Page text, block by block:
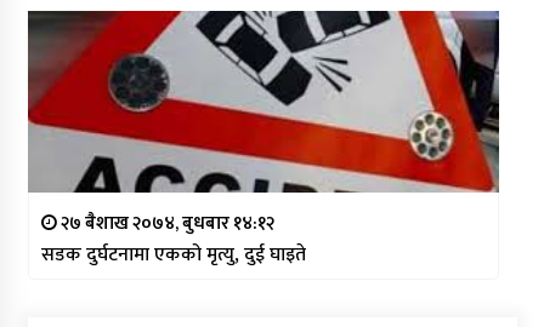
२७ बैशाख २०७४, बुधबार १४:१२
सडक दुर्घटनामा एकको मृत्यु, दुई घाइते